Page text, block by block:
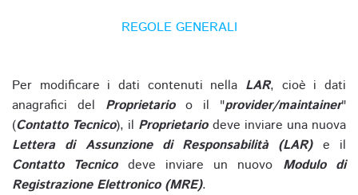
REGOLE GENERALI
Per modificare i dati contenuti nella LAR, cioè i dati
anagrafici del Proprietarioo il "provider/maintainer"
(Contatto Tecnico), il Proprietariodeve inviare una nuova
Lettera di Assunzione di Responsabilità (LAR)e il
Contatto Tecnicodeve inviare un nuovo Modulo di
Registrazione Elettronico (MRE).